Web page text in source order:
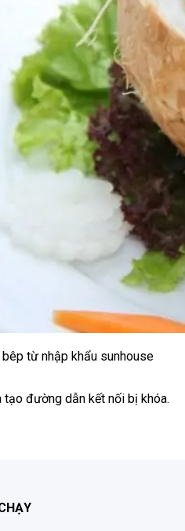
từ nhập khẩu sunhouse
tạo đường dẫn kết nối bị khóa.